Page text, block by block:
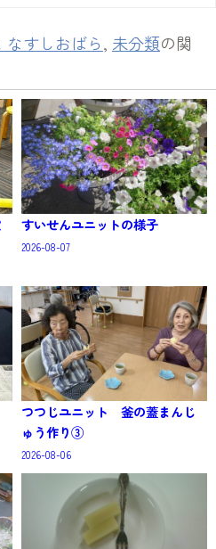
すしおばら, 未分類の関
すいせんユニットの様子
2026-08-07
つつじユニット 釜の蓋まんじ
ゅう作り③
2026-08-06